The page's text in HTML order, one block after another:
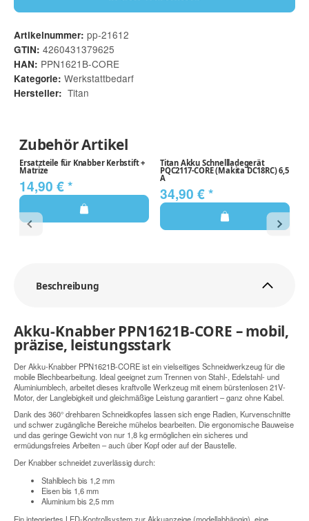
Artikelnummer: pp-21612
GTIN: 4260431379625
HAN: PPN1621B-CORE
Kategorie: Werkstattbedarf
Hersteller: Titan
Zubehör Artikel
Ersatzteile für Knabber Kerbstift +
Matrize
14,90 €*
Titan Akku Schnellladegerät
PQC2117-CORE (Makita DC18RC) 6,5
A
34,90 €*
Beschreibung
Akku-Knabber PPN1621B-CORE – mobil,
präzise, leistungsstark
Der Akku-Knabber PPN1621B-CORE ist ein vielseitiges Schneidwerkzeug für die
mobile Blechbearbeitung. Ideal geeignet zum Trennen von Stahl-, Edelstahl- und
Aluminiumblech, arbeitet dieses kraftvolle Werkzeug mit einem bürstenlosen 21V-
Motor, der Langlebigkeit und gleichmäßige Leistung garantiert – ganz ohne Kabel.
Dank des 360° drehbaren Schneidkopfes lassen sich enge Radien, Kurvenschnitte
und schwer zugängliche Bereiche mühelos bearbeiten. Die ergonomische Bauweise
und das geringe Gewicht von nur 1,8 kg ermöglichen ein sicheres und
ermüdungsfreies Arbeiten – auch über Kopf oder auf der Baustelle.
Der Knabber schneidet zuverlässig durch:
Stahlblech bis 1,2 mm
Eisen bis 1,6 mm
Aluminium bis 2,5 mm